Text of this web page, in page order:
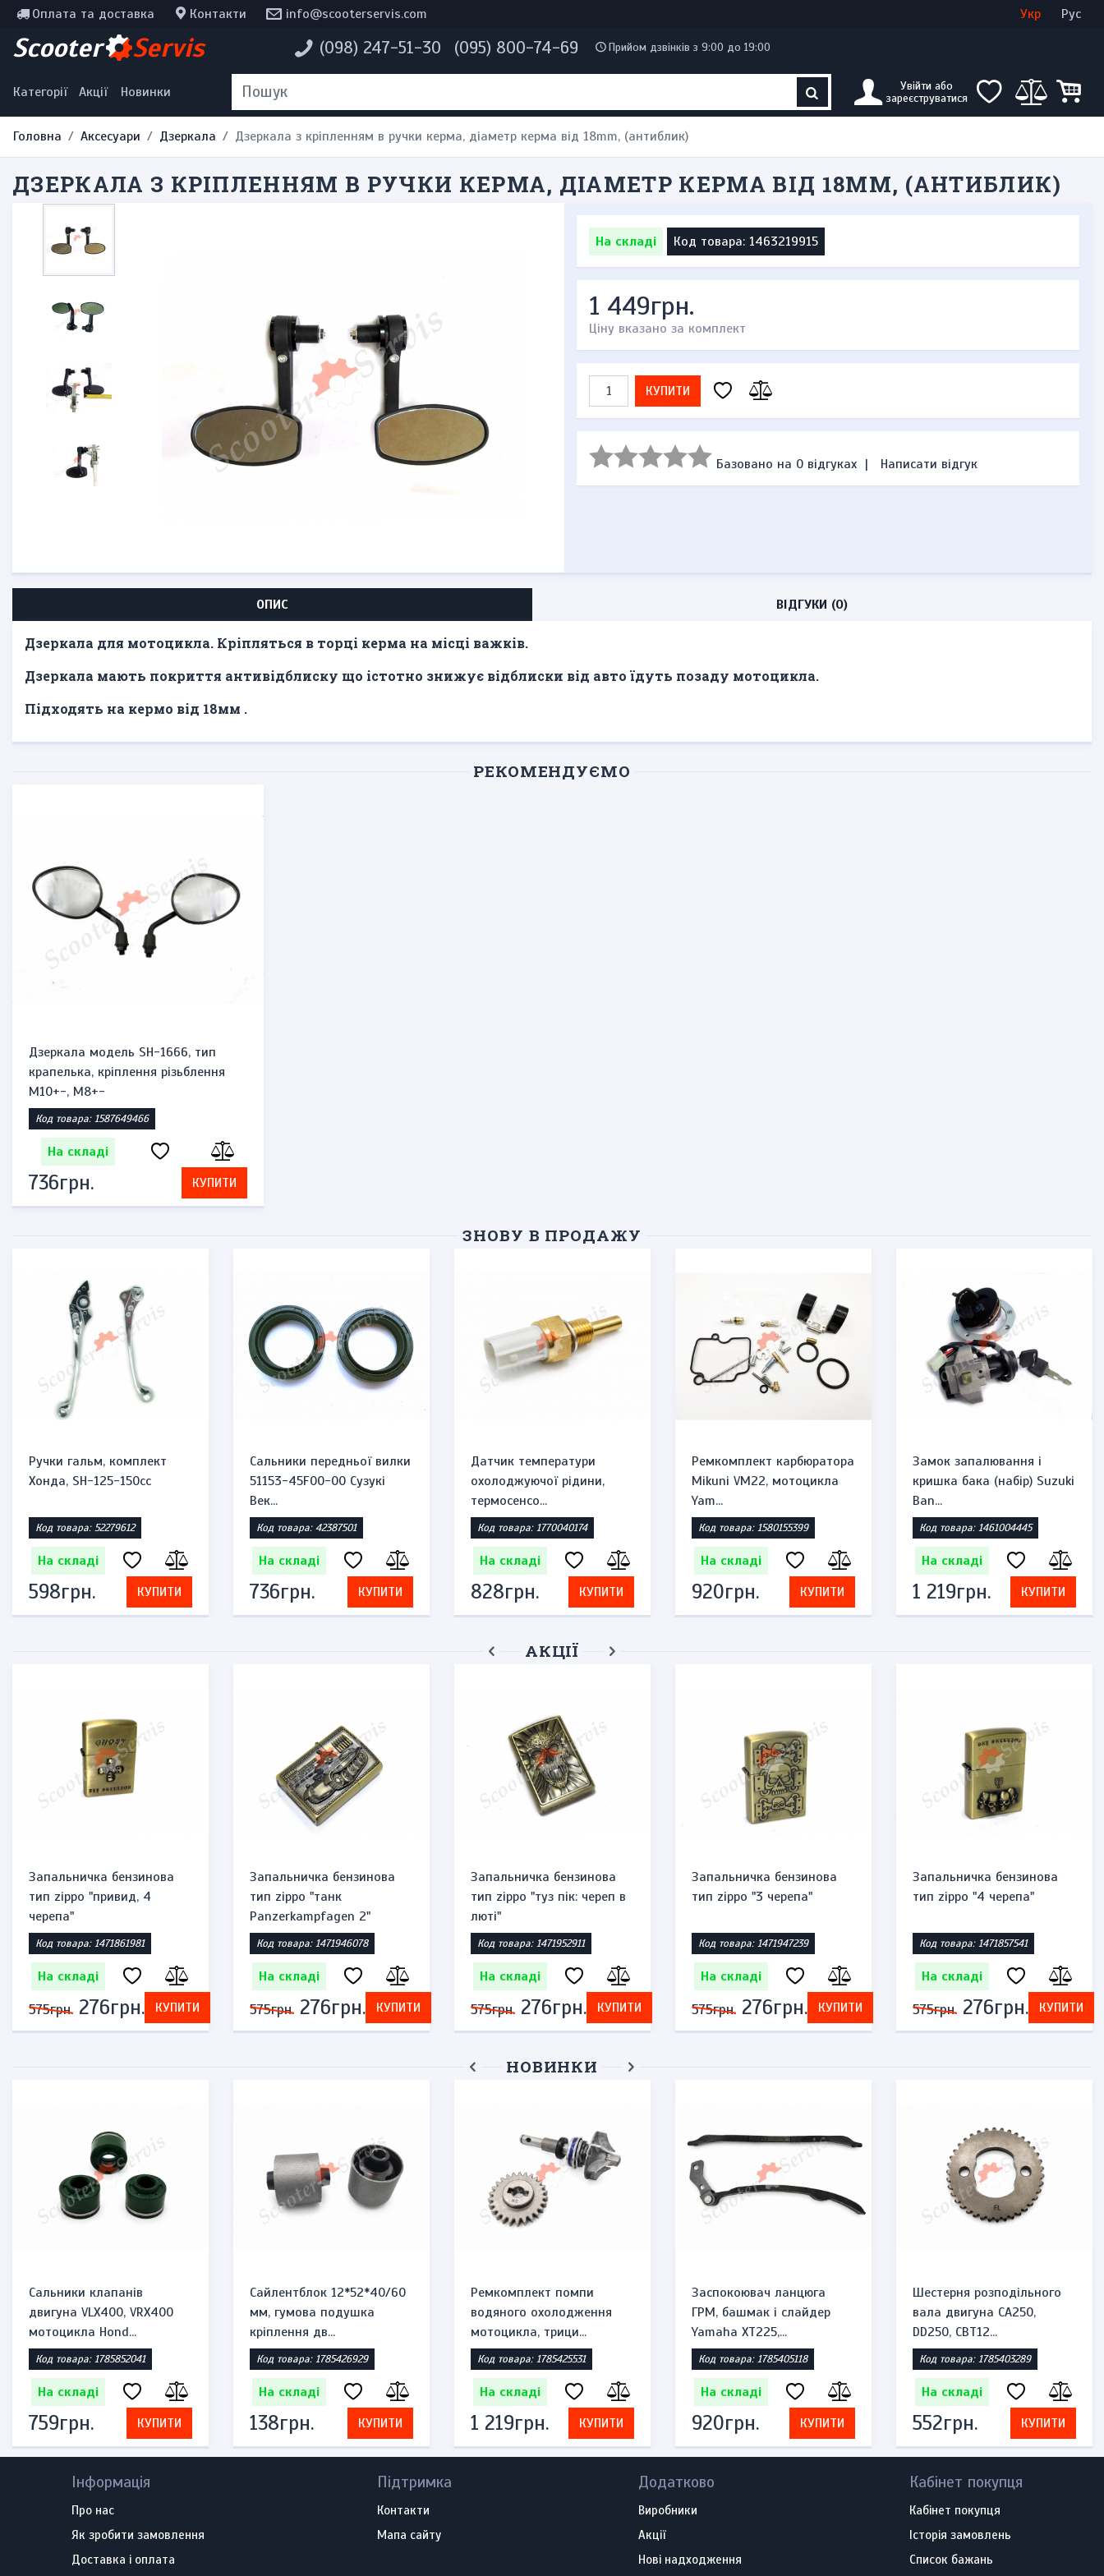
Оплата та доставка Контакти info@scooterservis.com Укр Рус
Scooter Servis (098) 247-51-30 (095) 800-74-69 Прийом дзвінків з 9:00 до 19:00
Категорії Акції Новинки
Увійти або
зареєструватися
Інструменти, мотохімія
Наклейки
Одяг та екіпірування
Головна Аксесуари Дзеркала Дзеркала з кріпленням в ручки керма, діаметр керма від 18mm, (антиблик)
ДЗЕРКАЛА З КРІПЛЕННЯМ В РУЧКИ КЕРМА, ДІАМЕТР КЕРМА ВІД 18MM, (АНТИБЛИК)
На складі Код товара: 1463219915
1 449грн.
Ціну вказано за комплект
КУПИТИ
Базовано на 0 відгуках | Написати відгук
ОПИС ВІДГУКИ (0)
Дзеркала для мотоцикла. Кріпляться в торці керма на місці важків.
Дзеркала мають покриття антивідблиску що істотно знижує відблиски від авто їдуть позаду мотоцикла.
Підходять на кермо від 18мм .
РЕКОМЕНДУЄМО
Дзеркала модель SH-1666, тип
крапелька, кріплення різьблення
М10+-, М8+-
Код товара: 1587649466
На складі
736грн. КУПИТИ
ЗНОВУ В ПРОДАЖУ
Ручки гальм, комплект
Хонда, SH-125-150cc
Код товара: 52279612
На складі
598грн. КУПИТИ
Сальники передньої вилки
51153-45F00-00 Сузукі
Век...
Код товара: 42387501
На складі
736грн. КУПИТИ
Датчик температури
охолоджуючої рідини,
термосенсо...
Код товара: 1770040174
На складі
828грн. КУПИТИ
Ремкомплект карбюратора
Mikuni VM22, мотоцикла
Yam...
Код товара: 1580155399
На складі
920грн. КУПИТИ
Замок запалювання і
кришка бака (набір) Suzuki
Ban...
Код товара: 1461004445
На складі
1 219грн. КУПИТИ
АКЦІЇ
Запальничка бензинова
тип zippo "привид, 4
черепа"
Код товара: 1471861981
На складі
575грн. 276грн. КУПИТИ
Запальничка бензинова
тип zippo "танк
Panzerkampfagen 2"
Код товара: 1471946078
На складі
575грн. 276грн. КУПИТИ
Запальничка бензинова
тип zippo "туз пік: череп в
люті"
Код товара: 1471952911
На складі
575грн. 276грн. КУПИТИ
Запальничка бензинова
тип zippo "3 черепа"
Код товара: 1471947239
На складі
575грн. 276грн. КУПИТИ
Запальничка бензинова
тип zippo "4 черепа"
Код товара: 1471857541
На складі
575грн. 276грн. КУПИТИ
НОВИНКИ
Сальники клапанів
двигуна VLX400, VRX400
мотоцикла Hond...
Код товара: 1785852041
На складі
759грн. КУПИТИ
Сайлентблок 12*52*40/60
мм, гумова подушка
кріплення дв...
Код товара: 1785426929
На складі
138грн. КУПИТИ
Ремкомплект помпи
водяного охолодження
мотоцикла, трици...
Код товара: 1785425531
На складі
1 219грн. КУПИТИ
Заспокоювач ланцюга
ГРМ, башмак і слайдер
Yamaha XT225,...
Код товара: 1785405118
На складі
920грн. КУПИТИ
Шестерня розподільного
вала двигуна CA250,
DD250, CBT12...
Код товара: 1785403289
На складі
552грн. КУПИТИ
Інформація
Про нас
Як зробити замовлення
Доставка і оплата
Підтримка
Контакти
Мапа сайту
Додатково
Виробники
Акції
Нові надходження
Кабінет покупця
Кабінет покупця
Історія замовлень
Список бажань